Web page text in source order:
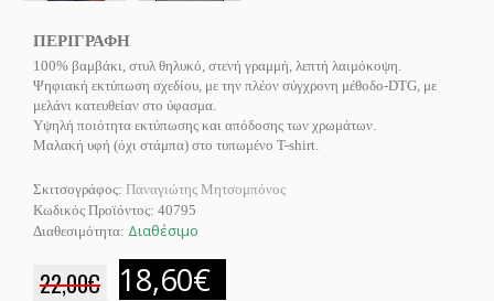
ΠΕΡΙΓΡΑΦΗ
100% βαμβάκι, στυλ θηλυκό, στενή γραμμή, λεπτή λαιμόκοψη.
Ψηφιακή εκτύπωση σχεδίου, με την πλέον σύγχρονη μέθοδο-DTG, με
μελάνι κατευθείαν στο ύφασμα.
Υψηλή ποιότητα εκτύπωσης και απόδοσης των χρωμάτων.
Μαλακή υφή (όχι στάμπα) στο τυπωμένο T-shirt.
Σκιτσογράφος: Παναγιώτης Μητσομπόνος
Κωδικός Προϊόντος: 40795
Διαθεσιμότητα: Διαθέσιμο
22,00€ 18,60€